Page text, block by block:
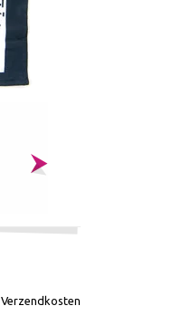
Verzendkosten